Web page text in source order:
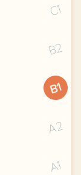
C1
B2
B1
A2
A1